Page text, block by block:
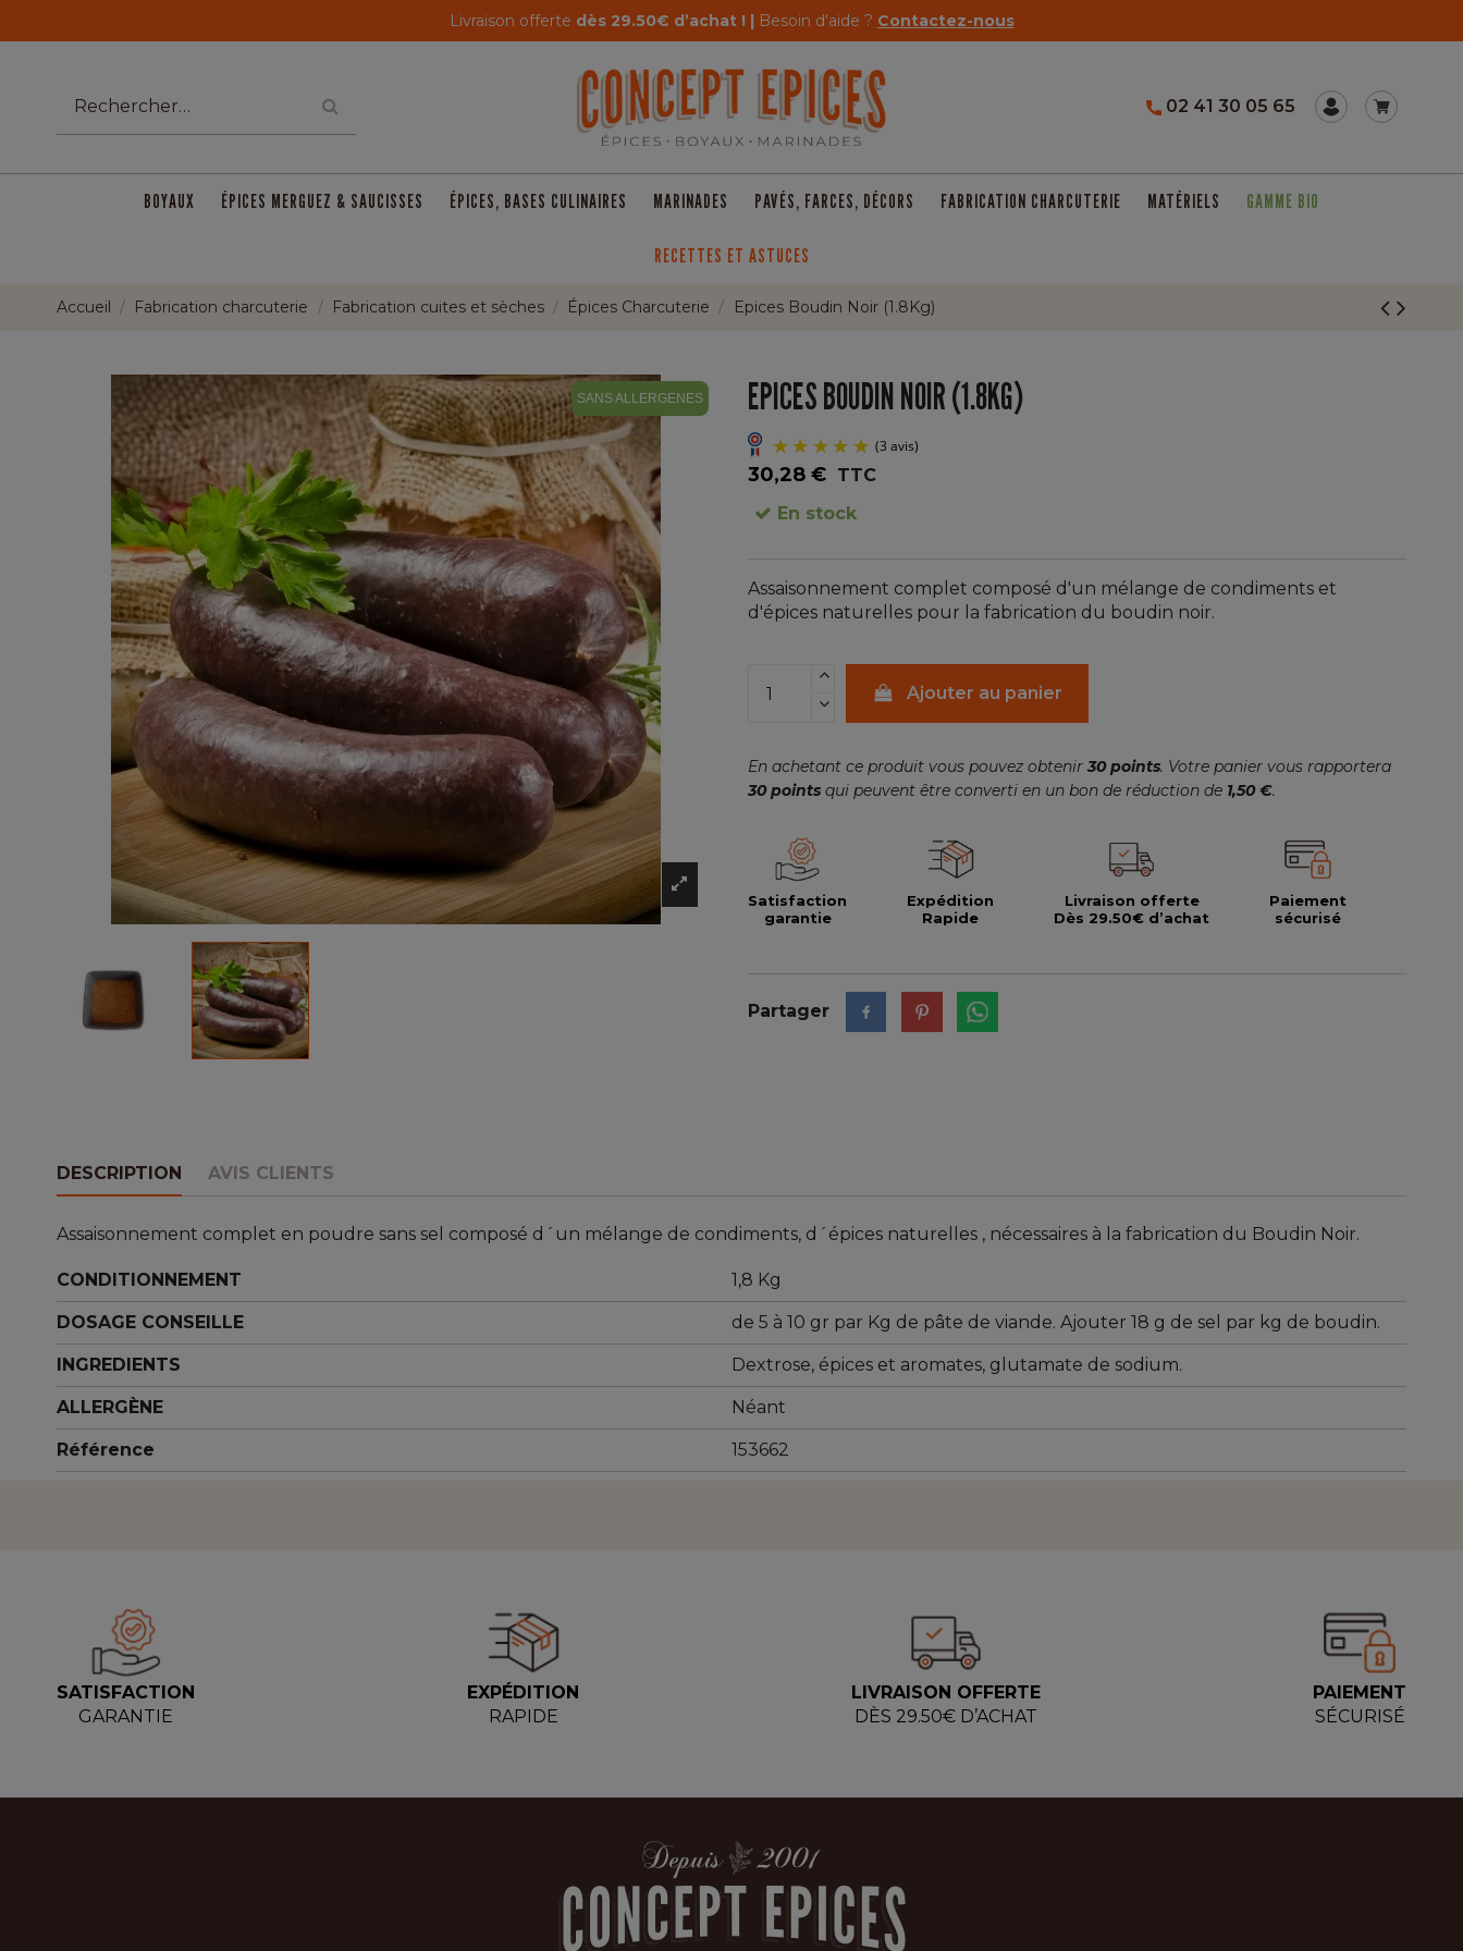
Livraison offerte dès 29.50€ d’achat ! | Besoin d'aide ? Contactez-nous
02 41 30 05 65
BOYAUX ÉPICES MERGUEZ & SAUCISSES ÉPICES, BASES CULINAIRES MARINADES PAVÉS, FARCES, DÉCORS FABRICATION CHARCUTERIE MATÉRIELS GAMME BIO
RECETTES ET ASTUCES
Accueil Fabrication charcuterie Fabrication cuites et sèches Épices Charcuterie Epices Boudin Noir (1.8Kg)
SANS ALLERGENES EPICES BOUDIN NOIR (1.8KG)
30,28 € TTC
En stock
Assaisonnement complet composé d'un mélange de condiments et
d'épices naturelles pour la fabrication du boudin noir.
Ajouter au panier
En achetant ce produit vous pouvez obtenir 30 points. Votre panier vous rapportera
30points qui peuvent être converti en un bon de réduction de 1,50 €.
Satisfaction
garantie
Expédition
Rapide
Livraison offerte
Dès 29.50€ d’achat
Paiement
sécurisé
Partager
DESCRIPTION AVIS CLIENTS
Assaisonnement complet en poudre sans sel composé d´un mélange de condiments, d´épices naturelles , nécessaires à la fabrication du Boudin Noir.
CONDITIONNEMENT 1,8 Kg
DOSAGE CONSEILLE de 5 à 10 gr par Kg de pâte de viande. Ajouter 18 g de sel par kg de boudin.
INGREDIENTS Dextrose, épices et aromates, glutamate de sodium.
ALLERGÈNE Néant
Référence 153662
SATISFACTION
GARANTIE
EXPÉDITION
RAPIDE
LIVRAISON OFFERTE
DÈS 29.50€ D’ACHAT
PAIEMENT
SÉCURISÉ